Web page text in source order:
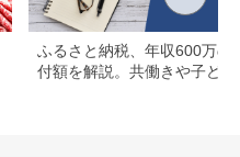
ふるさと納税、年収600万の
付額を解説。共働きや子ども